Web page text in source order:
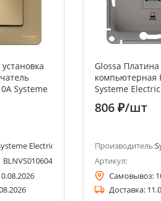
Systeme
Electric)
Electric (ранее Schneider Electric)
BLNVS010604
Glossa Платина
компьютерная
Systeme
Electric)
806 ₽/шт
Производитель:
Артикул:
Самовывоз:
Доставка: